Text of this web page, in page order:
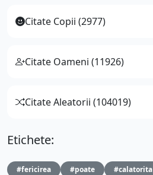
Citate Copii (2977)
Citate Oameni (11926)
Citate Aleatorii (104019)
Etichete:
#fericirea #poate #calatorita